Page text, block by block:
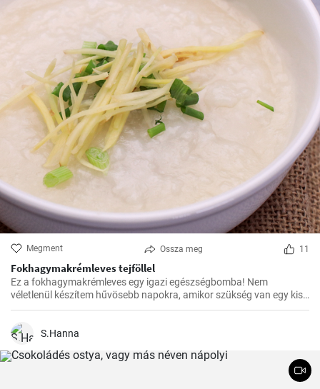
Megment Ossza meg 11
Fokhagymakrémleves tejföllel
Ez a fokhagymakrémleves egy igazi egészségbomba! Nem
véletlenül készítem hűvösebb napokra, amikor szükség van egy kis
erősítésre. Az elkészítése egyszerű, mégis isteni finom.
S.Hanna